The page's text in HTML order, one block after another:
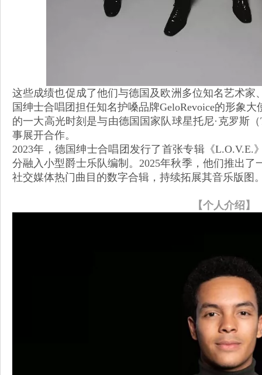
这些成绩也促成了他们与德国及欧洲多位知名艺术家
国绅士合唱团担任知名护嗓品牌GeloRevoice的形象
的一大高光时刻是与由德国国家队球星托尼·克罗斯
事展开合作。
2023年，德国绅士合唱团发行了首张专辑《
分融入小型爵士乐队编制。2025年秋季，他们推出
社交媒体热门曲目的数字合辑，持续拓展其音乐版图
【个人介绍】